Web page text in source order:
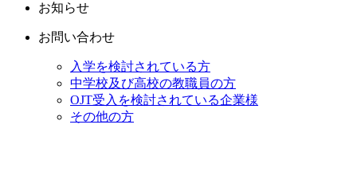
お知らせ
お問い合わせ
入学を検討されている方
中学校及び高校の教職員の方
OJT受入を検討されている企業様
その他の方